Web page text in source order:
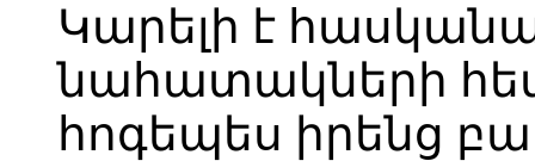
Կարելի է
նահատակների
հոգեպես իրենց